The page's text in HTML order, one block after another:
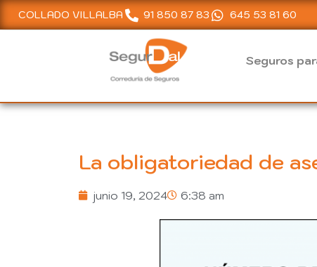
COLLADO VILLALBA 91 850 87 83 645 53 81 60
Seguros
La obligatoriedad de
junio 19, 2024 6:38 am